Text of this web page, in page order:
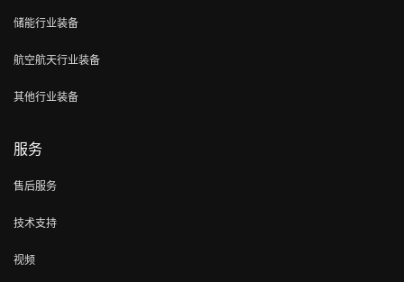
储能行业装备
航空航天行业装备
其他行业装备
服务
售后服务
技术支持
视频